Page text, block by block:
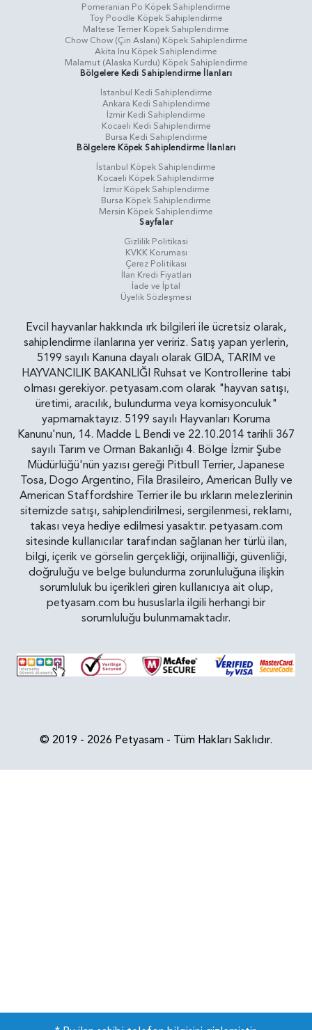
Pomeranian Po Köpek Sahiplendirme
Toy Poodle Köpek Sahiplendirme
Maltese Terrier Köpek Sahiplendirme
Chow Chow (Çin Aslanı) Köpek Sahiplendirme
Akita Inu Köpek Sahiplendirme
Malamut (Alaska Kurdu) Köpek Sahiplendirme
Bölgelere Kedi Sahiplendirme İlanları
İstanbul Kedi Sahiplendirme
Ankara Kedi Sahiplendirme
İzmir Kedi Sahiplendirme
Kocaeli Kedi Sahiplendirme
Bursa Kedi Sahiplendirme
Bölgelere Köpek Sahiplendirme İlanları
İstanbul Köpek Sahiplendirme
Kocaeli Köpek Sahiplendirme
İzmir Köpek Sahiplendirme
Bursa Köpek Sahiplendirme
Mersin Köpek Sahiplendirme
Sayfalar
Gizlilik Politikasi
KVKK Koruması
Çerez Politikası
İlan Kredi Fiyatları
İade ve İptal
Üyelik Sözleşmesi
Evcil hayvanlar hakkında ırk bilgileri ile ücretsiz olarak,
sahiplendirme ilanlarına yer veririz. Satış yapan yerlerin,
5199 sayılı Kanuna dayalı olarak GIDA, TARIM ve
HAYVANCILIK BAKANLIĞI Ruhsat ve Kontrollerine tabi
olması gerekiyor. petyasam.com olarak "hayvan satışı,
üretimi, aracılık, bulundurma veya komisyonculuk"
yapmamaktayız. 5199 sayılı Hayvanları Koruma
Kanunu'nun, 14. Madde L Bendi ve 22.10.2014 tarihli 367
sayılı Tarım ve Orman Bakanlığı 4. Bölge İzmir Şube
Müdürlüğü'nün yazısı gereği Pitbull Terrier, Japanese
Tosa, Dogo Argentino, Fila Brasileiro, American Bully ve
American Staffordshire Terrier ile bu ırkların melezlerinin
sitemizde satışı, sahiplendirilmesi, sergilenmesi, reklamı,
takası veya hediye edilmesi yasaktır. petyasam.com
sitesinde kullanıcılar tarafından sağlanan her türlü ilan,
bilgi, içerik ve görselin gerçekliği, orijinalliği, güvenliği,
doğruluğu ve belge bulundurma zorunluluğuna ilişkin
sorumluluk bu içerikleri giren kullanıcıya ait olup,
petyasam.com bu hususlarla ilgili herhangi bir
sorumluluğu bulunmamaktadır.
© 2019 - 2026 Petyasam - Tüm Hakları Saklıdır.